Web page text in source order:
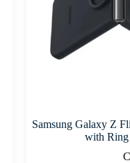
Samsung Galaxy Z
with